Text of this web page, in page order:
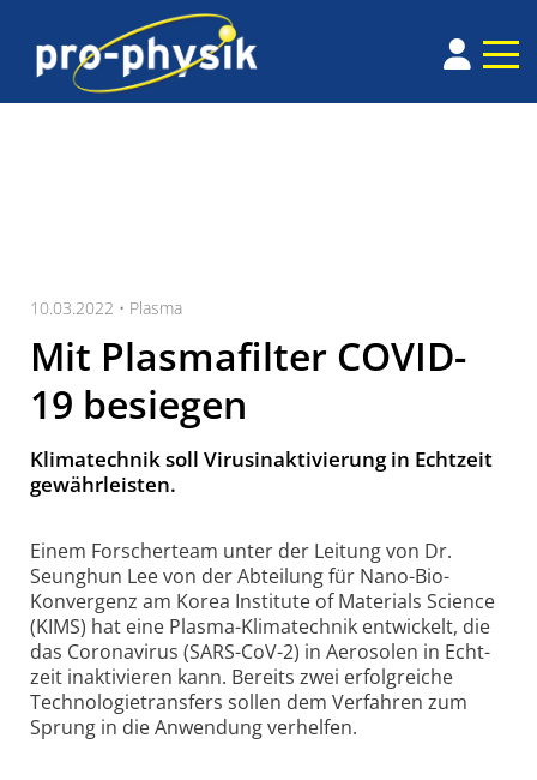
10.03.2022 • Plasma
Mit Plasmafilter COVID-
19 besiegen
Klimatechnik soll Virusinaktivierung in Echtzeit
gewährleisten.
Einem Forscher­team unter der Leitung von Dr.
Seunghun Lee von der Ab­teilung für Nano-Bio-
Konver­genz am Korea Institute of Materials Science
(KIMS) hat eine Plasma-Klima­technik entwickelt, die
das Coronavirus (SARS-CoV-2) in Aero­solen in Echt­
zeit inakti­vieren kann. Bereits zwei erfolgreiche
Technologie­transfers sollen dem Ver­fahren zum
Sprung in die Anwendung verhelfen.